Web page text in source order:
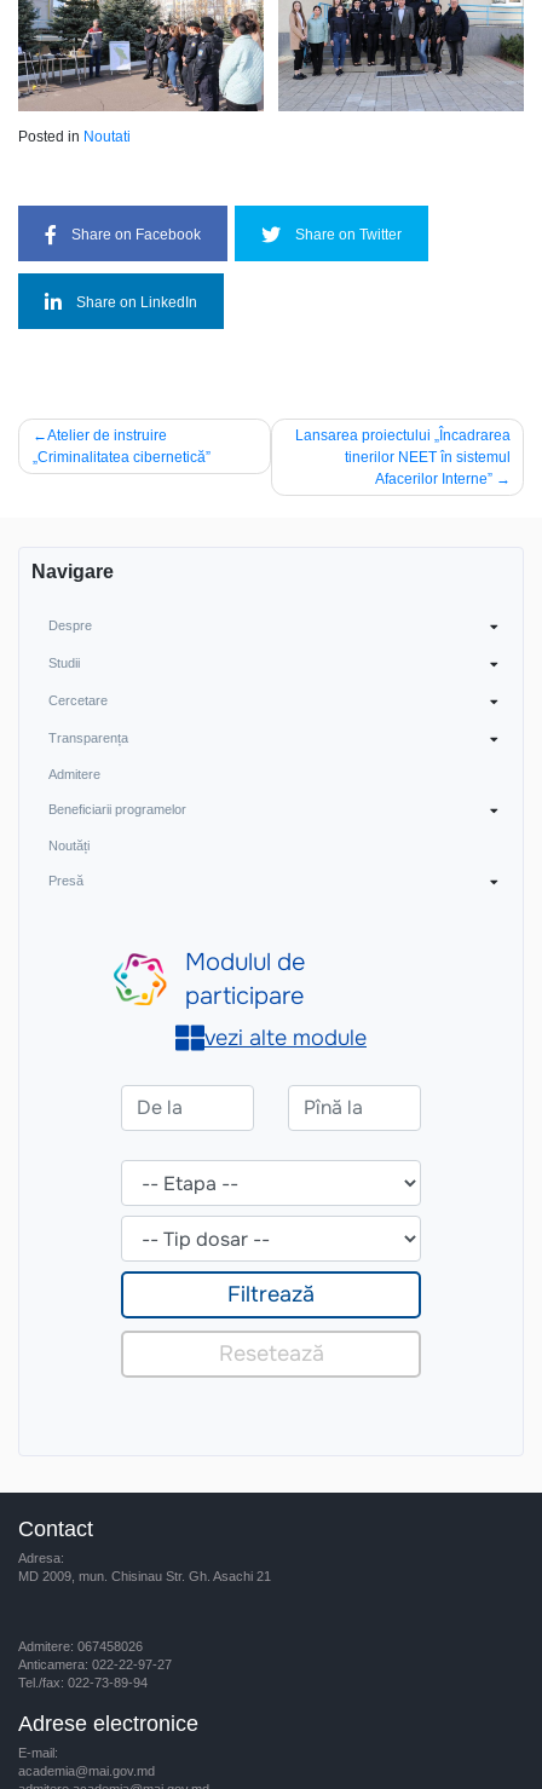
Posted in Noutati
Share on Facebook Share on Twitter
Share on LinkedIn
Post
navigation
Atelier de instruire
„Criminalitatea cibernetică”
Lansarea proiectului „Încadrarea
tinerilor NEET în sistemul
Afacerilor Interne”
Navigare
Despre
Studii
Cercetare
Transparența
Admitere
Beneficiarii programelor
Noutăți
Presă
Contact
Adresa:
MD 2009, mun. Chisinau Str. Gh. Asachi 21
Admitere: 067458026
Anticamera: 022-22-97-27
Tel./fax: 022-73-89-94
Adrese electronice
E-mail:
academia@mai.gov.md